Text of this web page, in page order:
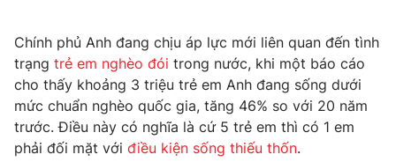
Câu chuyện quốc tế
Tài chính
Thị trường
Góc doanh nghiệp
Dữ liệu và đời sống
Truyền hình
Phim VTV
Giải trí
Chính phủ Anh đang chịu áp lực mới liên quan đến tình
trạng trẻ em nghèo đói trong nước, khi một báo cáo
cho thấy khoảng 3 triệu trẻ em Anh đang sống dưới
mức chuẩn nghèo quốc gia, tăng 46% so với 20 năm
trước. Điều này có nghĩa là cứ 5 trẻ em thì có 1 em
phải đối mặt với điều kiện sống thiếu thốn.